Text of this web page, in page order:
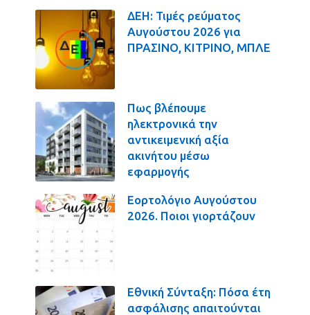
ΔΕΗ: Τιμές ρεύματος
Αυγούστου 2026 για
ΠΡΑΣΙΝΟ, ΚΙΤΡΙΝΟ, ΜΠΛΕ
Πως βλέπουμε
ηλεκτρονικά την
αντικειμενική αξία
ακινήτου μέσω
εφαρμογής
Εορτολόγιο Αυγούστου
2026. Ποιοι γιορτάζουν
Εθνική Σύνταξη: Πόσα έτη
ασφάλισης απαιτούνται